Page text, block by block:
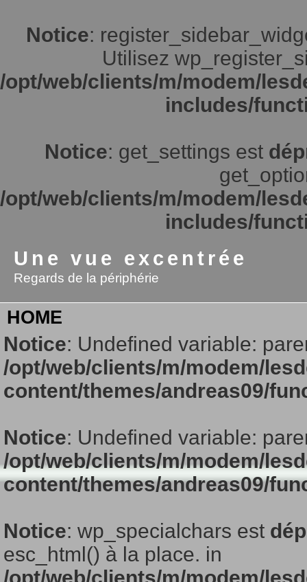
Notice:
Utilisez
/opt/web/clients/m/modem/
includes/
Notice: get_settings est
/opt/web/clients/m/modem/
includes/
Une vue excentrée
Regards de la périphérie
HOME
Notice: Undefined variable:
/opt/web/clients/m/modem/
content/themes/andreas09/
Notice: Undefined variable:
/opt/web/clients/m/modem/
content/themes/andreas09/
Notice: wp_specialchars est
esc_html() à la place. in